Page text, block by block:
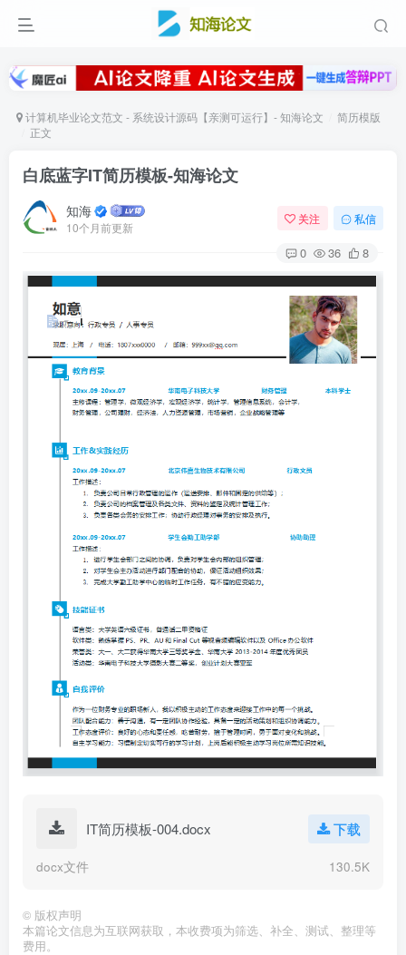
计算机毕业论文范文 - 系统设计源码【亲测可运行】- 知海论文
简历模版
正文
白底蓝字IT简历模板-知海论文
知海
10个月前更新
关注 私信
0 36 8
IT简历模板-004.docx 下载
docx文件 130.5K
© 版权声明
本篇论文信息为互联网获取，本收费项为筛选、补全、测试、整理等
费用。